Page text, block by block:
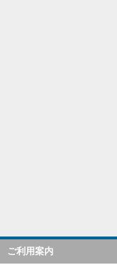
ご利用案内